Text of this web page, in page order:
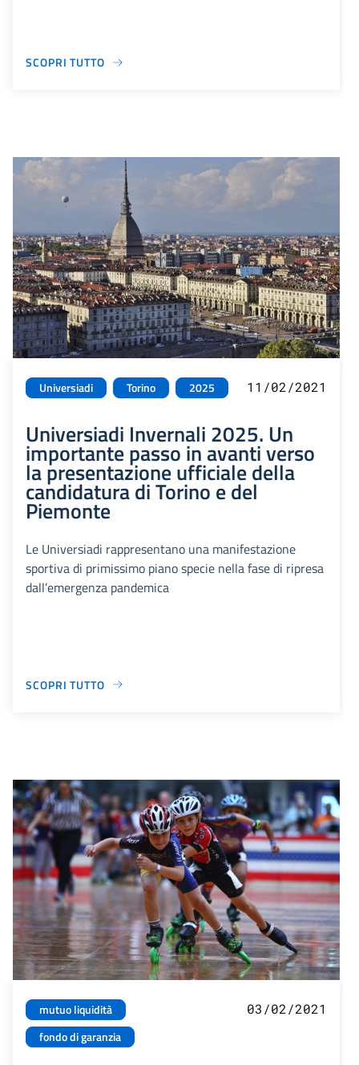
SCOPRI TUTTO
Universiadi Torino 2025 11/02/2021
Universiadi Invernali 2025. Un
importante passo in avanti verso
la presentazione ufficiale della
candidatura di Torino e del
Piemonte
Le Universiadi rappresentano una manifestazione
sportiva di primissimo piano specie nella fase di ripresa
dall’emergenza pandemica
SCOPRI TUTTO
mutuo liquidità
fondo di garanzia
03/02/2021